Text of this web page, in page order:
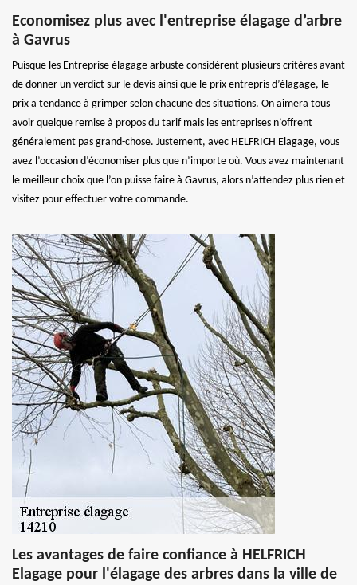
Economisez plus avec l'entreprise élagage d’arbre
à Gavrus
Puisque les Entreprise élagage arbuste considèrent plusieurs critères avant
de donner un verdict sur le devis ainsi que le prix entrepris d’élagage, le
prix a tendance à grimper selon chacune des situations. On aimera tous
avoir quelque remise à propos du tarif mais les entreprises n’offrent
généralement pas grand-chose. Justement, avec HELFRICH Elagage, vous
avez l’occasion d’économiser plus que n’importe où. Vous avez maintenant
le meilleur choix que l’on puisse faire à Gavrus, alors n’attendez plus rien et
visitez pour effectuer votre commande.
Les avantages de faire confiance à HELFRICH
Elagage pour l'élagage des arbres dans la ville de